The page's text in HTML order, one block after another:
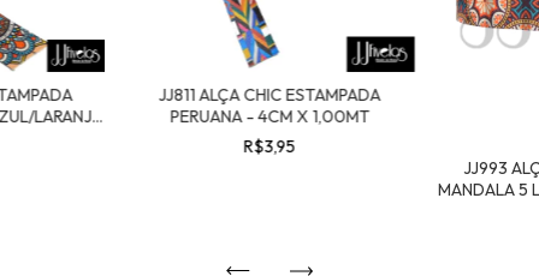
LARANJA
JJ811 ALÇA CHIC ESTAMPADA
PERUANA - 4CM X 1,00MT
R$3,95
JJ993
MANDALA 5